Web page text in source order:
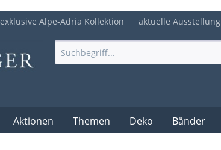
exklusive Alpe-Adria Kollektion aktuelle Ausstellung
Aktionen Themen Deko Bänder